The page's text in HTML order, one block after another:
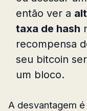
então ver a
taxa de hash
recompensa
seu bitcoin
um bloco.
A desvantagem